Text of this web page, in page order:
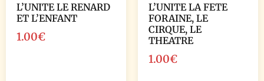
L’UNITE LE RENARD
ET L’ENFANT
1.00€
L’UNITE LA FETE
FORAINE, LE
CIRQUE, LE
THEATRE
1.00€